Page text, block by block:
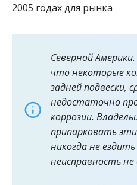
2005 годах для рынка
Северной
что некоторые
задней подвески,
недостаточно
коррозии.
припарковать
никогда не
неисправность